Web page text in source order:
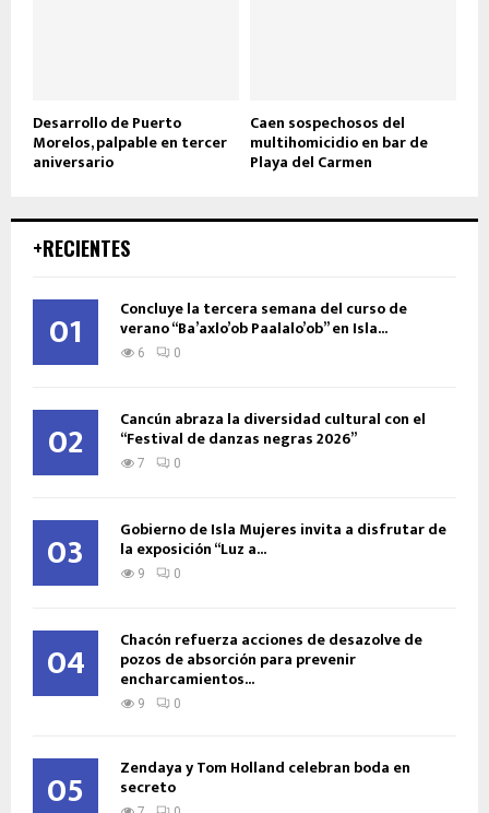
Desarrollo de Puerto
Morelos, palpable en tercer
aniversario
Caen sospechosos del
multihomicidio en bar de
Playa del Carmen
+RECIENTES
01 Concluye la tercera semana del curso de
verano “Ba’axlo’ob Paalalo’ob” en Isla...
6 0
02 Cancún abraza la diversidad cultural con el
“Festival de danzas negras 2026”
7 0
03 Gobierno de Isla Mujeres invita a disfrutar de
la exposición “Luz a...
9 0
04 Chacón refuerza acciones de desazolve de
pozos de absorción para prevenir
encharcamientos...
9 0
05 Zendaya y Tom Holland celebran boda en
secreto